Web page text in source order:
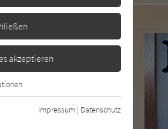
akzeptieren
Funktionen der Webseite
Webseite einwandfrei
Impressum | Datenschutz